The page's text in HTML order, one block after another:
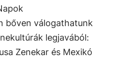
bőven válogathatunk
legjavából:
Zenekar és Mexikó